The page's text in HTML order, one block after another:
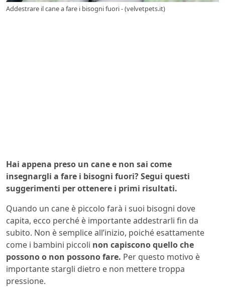
Addestrare il cane a fare i bisogni fuori - (velvetpets.it)
Hai appena preso un cane e non sai come
insegnargli a fare i bisogni fuori? Segui questi
suggerimenti per ottenere i primi risultati.
Quando un cane è piccolo farà i suoi bisogni dove
capita, ecco perché è importante addestrarli fin da
subito. Non è semplice all’inizio, poiché esattamente
come i bambini piccoli non capiscono quello che
possono o non possono fare. Per questo motivo è
importante stargli dietro e non mettere troppa
pressione.